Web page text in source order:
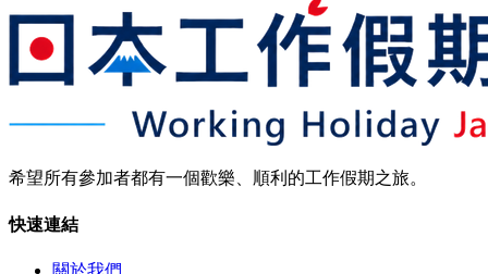
希望所有參加者都有一個歡樂、順利的工作假期之旅。
快速連結
關於我們